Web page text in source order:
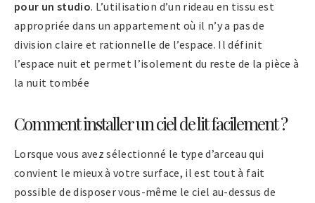
pour un studio. L’utilisation d’un rideau en tissu est
appropriée dans un appartement où il n’y a pas de
division claire et rationnelle de l’espace. Il définit
l’espace nuit et permet l’isolement du reste de la pièce à
la nuit tombée
Comment installer un ciel de lit facilement ?
Lorsque vous avez sélectionné le type d’arceau qui
convient le mieux à votre surface, il est tout à fait
possible de disposer vous-même le ciel au-dessus de